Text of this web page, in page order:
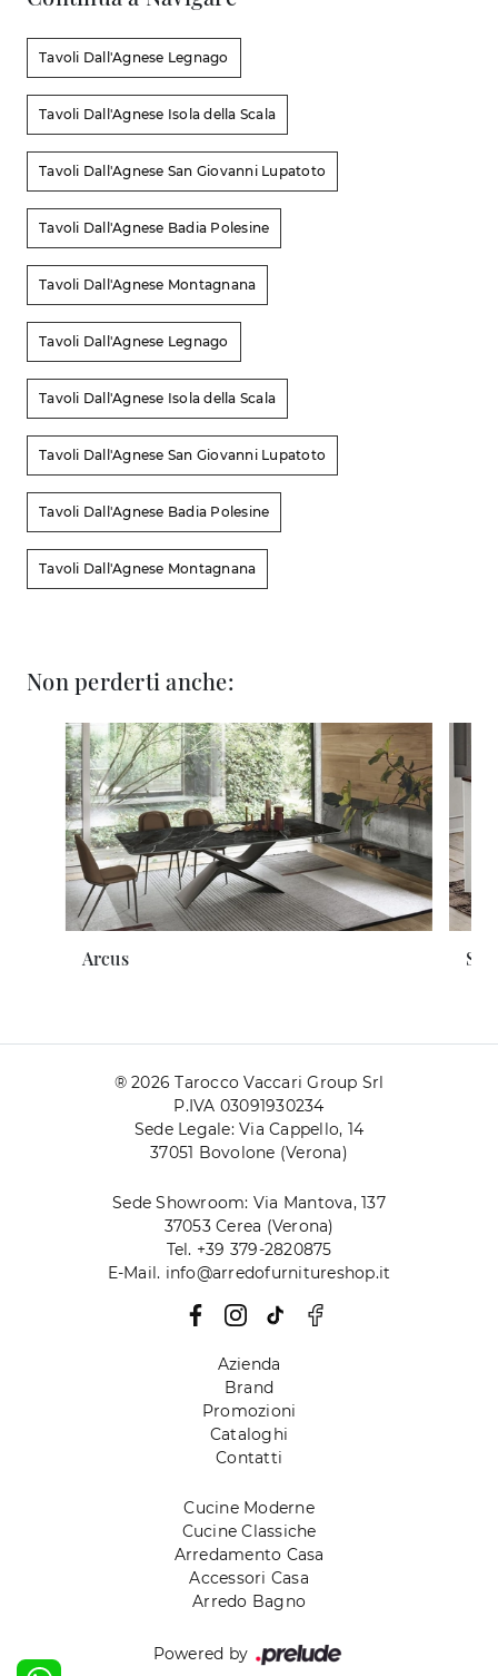
Tavoli Dall'Agnese Legnago
Tavoli Dall'Agnese Isola della Scala
Tavoli Dall'Agnese San Giovanni Lupatoto
Tavoli Dall'Agnese Badia Polesine
Tavoli Dall'Agnese Montagnana
Tavoli Dall'Agnese Legnago
Tavoli Dall'Agnese Isola della Scala
Tavoli Dall'Agnese San Giovanni Lupatoto
Tavoli Dall'Agnese Badia Polesine
Tavoli Dall'Agnese Montagnana
Non perderti anche:
Arcus
® 2026 Tarocco Vaccari Group Srl
P.IVA 03091930234
Sede Legale: Via Cappello, 14
37051 Bovolone (Verona)
Sede Showroom: Via Mantova, 137
37053 Cerea (Verona)
Tel. +39 379-2820875
E-Mail. info@arredofurnitureshop.it
Azienda
Brand
Promozioni
Cataloghi
Contatti
Cucine Moderne
Cucine Classiche
Arredamento Casa
Accessori Casa
Arredo Bagno
Powered by